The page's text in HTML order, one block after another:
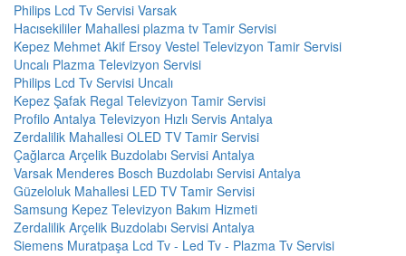
Philips Lcd Tv Servisi Varsak
Hacısekililer Mahallesi plazma tv Tamir Servisi
Kepez Mehmet Akif Ersoy Vestel Televizyon Tamir Servisi
Uncalı Plazma Televizyon Servisi
Philips Lcd Tv Servisi Uncalı
Kepez Şafak Regal Televizyon Tamir Servisi
Profilo Antalya Televizyon Hızlı Servis Antalya
Zerdalilik Mahallesi OLED TV Tamir Servisi
Çağlarca Arçelik Buzdolabı Servisi Antalya
Varsak Menderes Bosch Buzdolabı Servisi Antalya
Güzeloluk Mahallesi LED TV Tamir Servisi
Samsung Kepez Televizyon Bakım Hizmeti
Zerdalilik Arçelik Buzdolabı Servisi Antalya
Siemens Muratpaşa Lcd Tv - Led Tv - Plazma Tv Servisi